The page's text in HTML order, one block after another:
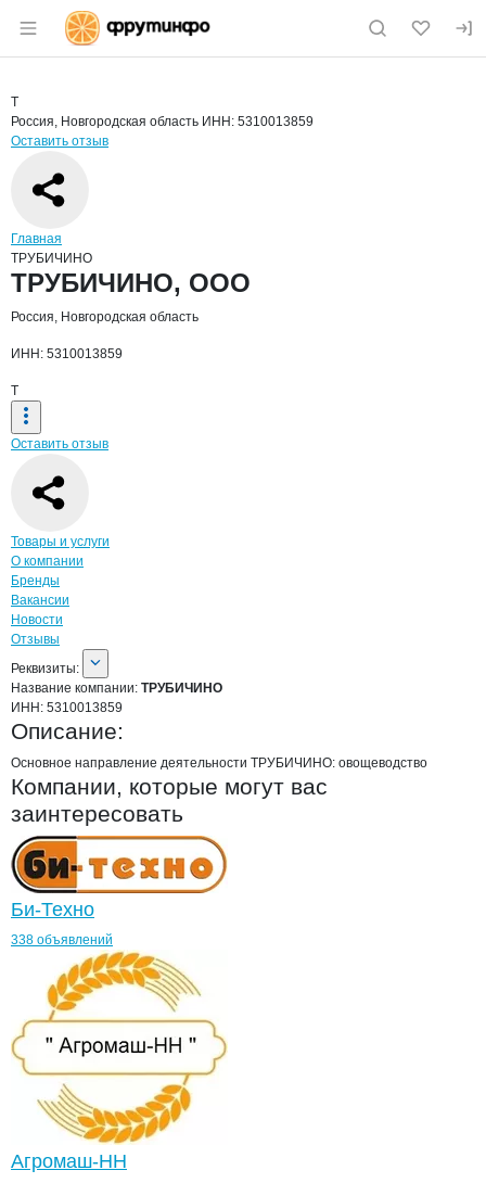
Раздел навигации по сайту fruitinfo.ru
Страница компании
Страница компании
Краткая информация о компании
Т
Россия, Новгородская область ИНН: 5310013859
Оставить отзыв
Навигация по сайту
Главная
ТРУБИЧИНО
Основная информация о компании
ТРУБИЧИНО, ООО
Россия, Новгородская область
ИНН: 5310013859
Т
Оставить отзыв
Навигация по странице
Товары и услуги
О компании
Бренды
Вакансии
Новости
Отзывы
О компании
Реквизиты
Реквизиты:
Название компании: ТРУБИЧИНО
ИНН: 5310013859
Описание:
Основное направление деятельности ТРУБИЧИНО: овощеводство
Компании, которые могут вас
заинтересовать
Би-Техно
338 объявлений
Агромаш-НН